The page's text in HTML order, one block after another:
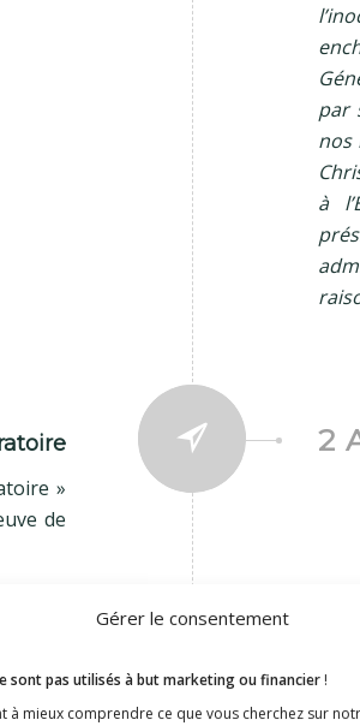
Gérer le consentement
sont pas utilisés à but marketing ou financier !
à mieux comprendre ce que vous cherchez sur
par
nos
à
»
de
2